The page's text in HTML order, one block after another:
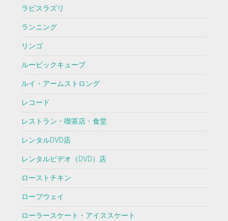
ラピスラズリ
ランニング
リンゴ
ルービックキューブ
ルイ・アームストロング
レコード
レストラン・喫茶店・食堂
レンタルDVD店
レンタルビデオ（DVD）店
ローストチキン
ロープウェイ
ローラースケート・アイススケート